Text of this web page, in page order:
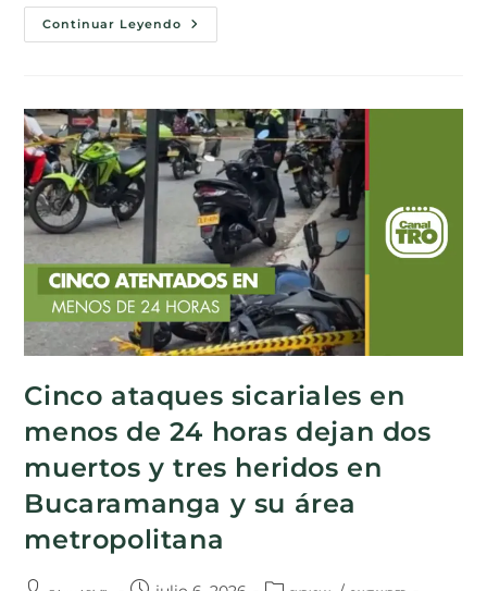
Continuar Leyendo
Cinco ataques sicariales en
menos de 24 horas dejan dos
muertos y tres heridos en
Bucaramanga y su área
metropolitana